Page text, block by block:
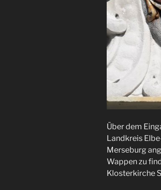
Über dem
Landkreis
Merseburg
Wappen zu
Klosterkirche